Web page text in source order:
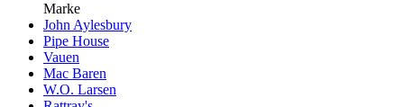
Marke
John Aylesbury
Pipe House
Vauen
Mac Baren
W.O. Larsen